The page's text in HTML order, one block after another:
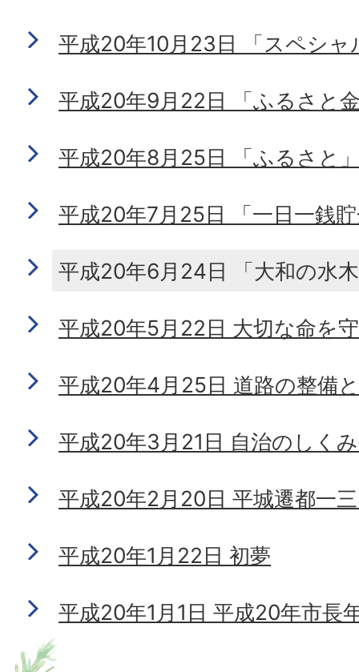
平成20年10月23日 「スペシ
平成20年9月22日 「ふるさと
平成20年8月25日 「ふるさと
平成20年7月25日 「一日一銭
平成20年6月24日 「大和の水
平成20年5月22日 大切な命を
平成20年4月25日 道路の整備
平成20年3月21日 自治のしく
平成20年2月20日 平城遷都一
平成20年1月22日 初夢
平成20年1月1日 平成20年市長